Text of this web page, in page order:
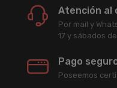
Atención al
Por mail y
17 y sábados
Pago
Poseemos